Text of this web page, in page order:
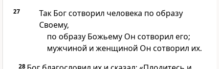
27
Так Бог сотворил человека по образу
Своему,
по образу Божьему Он сотворил его;
мужчиной и женщиной Он сотворил их.
28